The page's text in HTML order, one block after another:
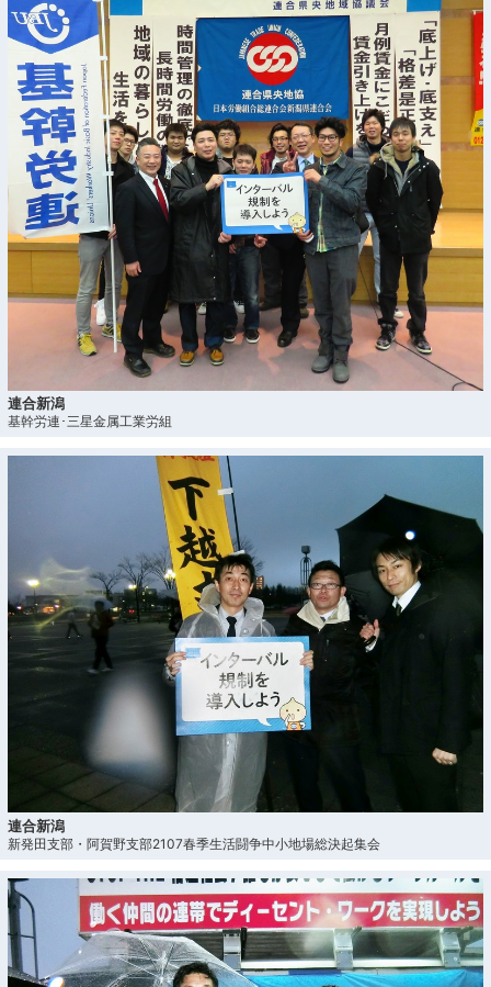
連合新潟
基幹労連･三星金属工業労組
連合新潟
新発田支部・阿賀野支部2107春季生活闘争中小地場総決起集会